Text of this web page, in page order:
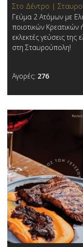
Στο Δέντρο |
Γεύμα 2 Ατόμων με
ποιοτικών
εκλεκτές γεύσεις
στη Σταυρούπολη!
Αγορές: 276